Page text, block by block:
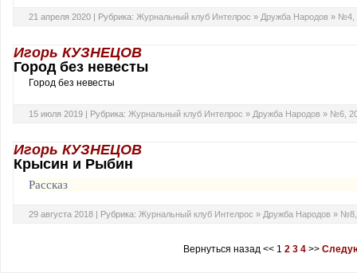
21 апреля 2020 | Рубрика: Журнальный клуб Интелрос » Дружба Народов » №4,
Игорь КУЗНЕЦОВ
Город без невесты
Город без невесты
15 июля 2019 | Рубрика: Журнальный клуб Интелрос » Дружба Народов » №6,
Игорь КУЗНЕЦОВ
Крысин и Рыбин
Рассказ
29 августа 2018 | Рубрика: Журнальный клуб Интелрос » Дружба Народов » №8,
Вернуться назад<< 1 2 3 4>>